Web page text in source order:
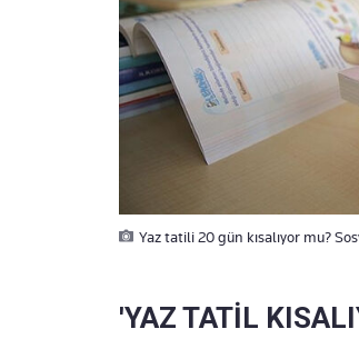
Yaz tatili 20 gün kısalıyor mu?
'YAZ TATİL